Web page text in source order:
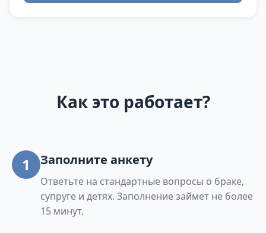
Как это работает?
1 Заполните анкету
Ответьте на стандартные вопросы о браке,
супруге и детях. Заполнение займет не более
15 минут.